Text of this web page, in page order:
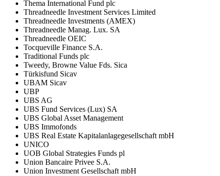
Thema International Fund plc
Threadneedle Investment Services Limited
Threadneedle Investments (AMEX)
Threadneedle Manag. Lux. SA
Threadneedle OEIC
Tocqueville Finance S.A.
Traditional Funds plc
Tweedy, Browne Value Fds. Sica
Türkisfund Sicav
UBAM Sicav
UBP
UBS AG
UBS Fund Services (Lux) SA
UBS Global Asset Management
UBS Immofonds
UBS Real Estate Kapitalanlagegesellschaft mbH
UNICO
UOB Global Strategies Funds pl
Union Bancaire Privee S.A.
Union Investment Gesellschaft mbH